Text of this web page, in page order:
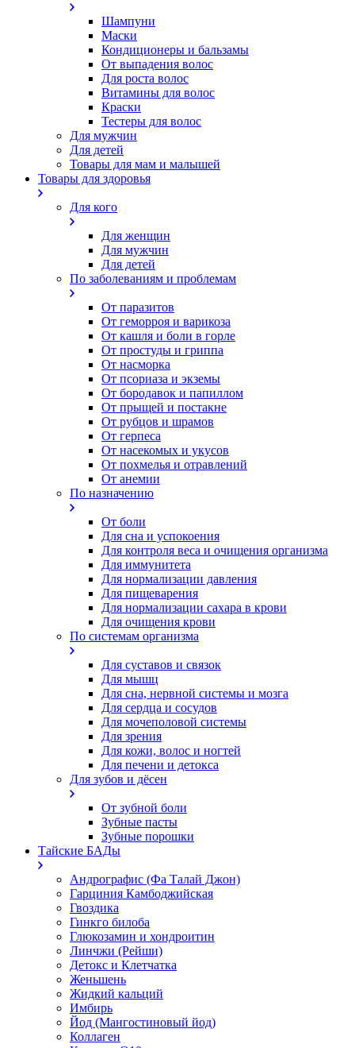
Шампуни
Маски
Кондиционеры и бальзамы
От выпадения волос
Для роста волос
Витамины для волос
Краски
Тестеры для волос
Для мужчин
Для детей
Товары для мам и малышей
Товары для здоровья
Для кого
Для женщин
Для мужчин
Для детей
По заболеваниям и проблемам
От паразитов
Oт геморроя и варикоза
От кашля и боли в горле
От простуды и гриппа
От насморка
Oт псориаза и экземы
От бородавок и папиллом
От прыщей и постакне
От рубцов и шрамов
От герпеса
От насекомых и укусов
От похмелья и отравлений
От анемии
По назначению
От боли
Для сна и успокоения
Для контроля веса и очищения организма
Для иммунитета
Для нормализации давления
Для пищеварения
Для нормализации сахара в крови
Для очищения крови
По системам организма
Для суставов и связок
Для мышц
Для сна, нервной системы и мозга
Для сердца и сосудов
Для мочеполовой системы
Для зрения
Для кожи, волос и ногтей
Для печени и детокса
Для зубов и дёсен
От зубной боли
Зубные пасты
Зубные порошки
Тайские БАДы
Андрографис (Фа Талай Джон)
Гарциния Камбоджийская
Гвоздика
Гинкго билоба
Глюкозамин и хондроитин
Линчжи (Рейши)
Детокс и Клетчатка
Женьшень
Жидкий кальций
Имбирь
Йод (Мангостиновый йод)
Коллаген